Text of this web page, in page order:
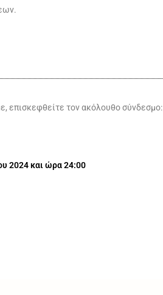
επισκεφθείτε τον ακόλουθο σύνδεσμο:
2024 και ώρα 24:00